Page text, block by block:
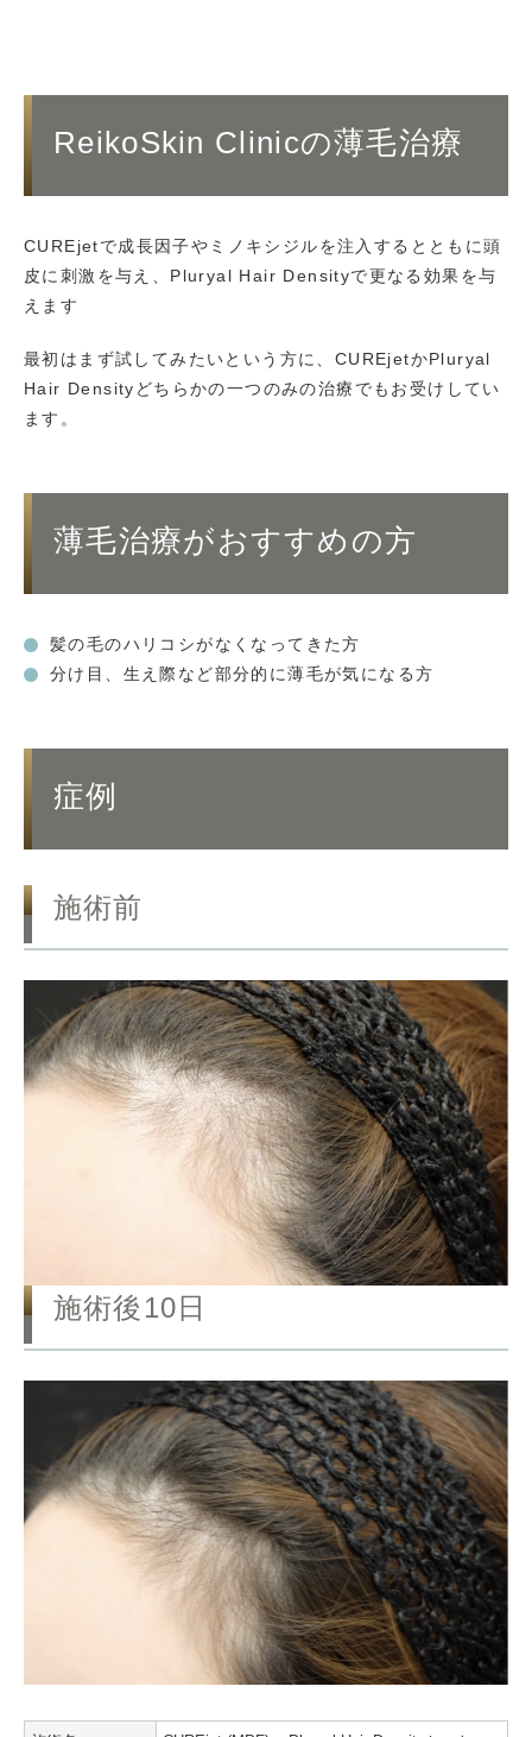
ReikoSkin Clinicの薄毛治療
CUREjetで成長因子やミノキシジルを注入するとともに頭
皮に刺激を与え、Pluryal Hair Densityで更なる効果を与
えます
最初はまず試してみたいという方に、CUREjetかPluryal
Hair Densityどちらかの一つのみの治療でもお受けしてい
ます。
薄毛治療がおすすめの方
髪の毛のハリコシがなくなってきた方
分け目、生え際など部分的に薄毛が気になる方
症例
施術前
施術後10日